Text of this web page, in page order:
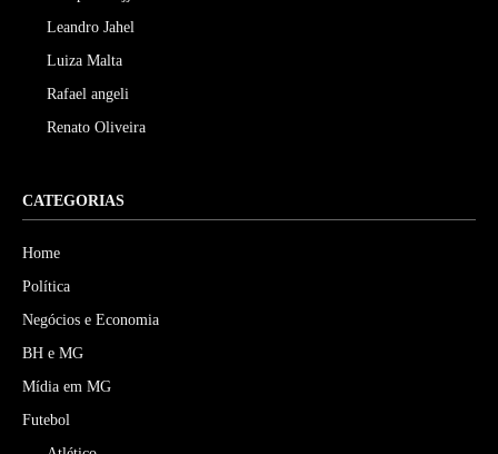
Leandro Jahel
Luiza Malta
Rafael angeli
Renato Oliveira
CATEGORIAS
Home
Política
Negócios e Economia
BH e MG
Mídia em MG
Futebol